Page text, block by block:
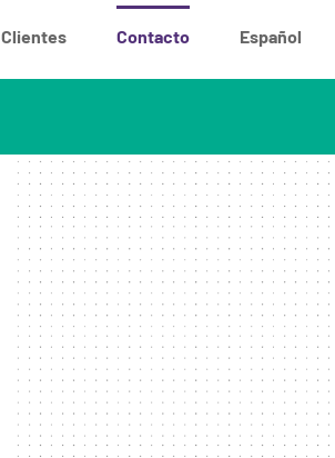
Clientes Contacto Español